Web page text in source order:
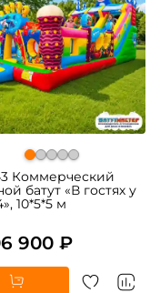
Коммерческий
батут «В гостях у
10*5*5 м
900 ₽